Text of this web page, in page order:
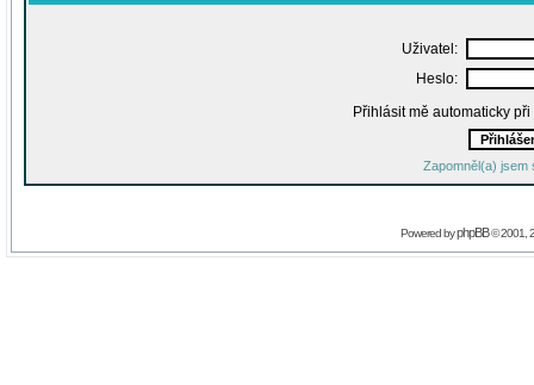
Uživatel:
Heslo:
Přihlásit mě automaticky
Zapomněl(a) jsem
Powered byphpBB© 2001,